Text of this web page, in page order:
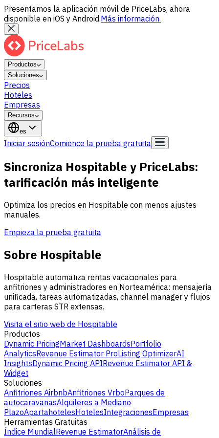
Presentamos la aplicación móvil de PriceLabs, ahora
disponible en iOS y Android.Más información.
Productos
Soluciones
Precios
Hoteles
Empresas
Recursos
es
Iniciar sesiónComience la prueba gratuita
Sincroniza Hospitable y PriceLabs:
tarificación más inteligente
Optimiza los precios en Hospitable con menos ajustes
manuales.
Empieza la prueba gratuita
Sobre Hospitable
Hospitable automatiza rentas vacacionales para
anfitriones y administradores en Norteamérica: mensajería
unificada, tareas automatizadas, channel manager y flujos
para carteras STR extensas.
Visita el sitio web de Hospitable
Productos
Dynamic PricingMarket DashboardsPortfolio
AnalyticsRevenue Estimator ProListing OptimizerAI
InsightsDynamic Pricing APIRevenue Estimator API &
Widget
Soluciones
Anfitriones AirbnbAnfitriones VrboParques de
autocaravanasAlquileres a Mediano
PlazoApartahotelesHotelesIntegracionesEmpresas
Herramientas Gratuitas
Índice MundialRevenue EstimatorAnálisis de